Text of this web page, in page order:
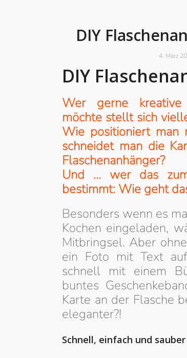
DIY
4. März
DIY
Wer gerne kreative
möchte stellt sich
Wie positioniert
schneidet man die
Flaschenanhänger?
Und … wer das
bestimmt: Wie geht
Besonders wenn es
Kochen eingeladen,
Mitbringsel. Aber
ein Foto mit Text
schnell mit einem
buntes
Karte an der Flasche
eleganter?!
Schnell, einfach und sauber